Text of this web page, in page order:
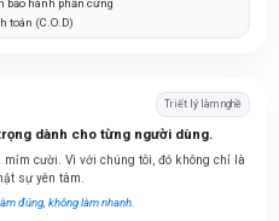
toán (C.O.D)
Triết lý làm nghề
dành cho từng người dùng.
cười. Vì với chúng tôi, đó không chỉ là
sự yên tâm.
đúng, không làm nhanh.